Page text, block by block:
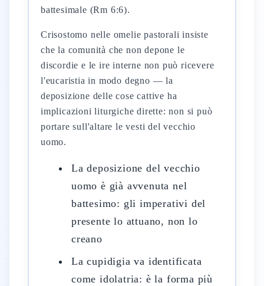
battesimale (Rm 6:6).
Crisostomo nelle omelie pastorali insiste
che la comunità che non depone le
discordie e le ire interne non può ricevere
l'eucaristia in modo degno — la
deposizione delle cose cattive ha
implicazioni liturgiche dirette: non si può
portare sull'altare le vesti del vecchio
uomo.
La deposizione del vecchio
uomo è già avvenuta nel
battesimo: gli imperativi del
presente lo attuano, non lo
creano
La cupidigia va identificata
come idolatria: è la forma più